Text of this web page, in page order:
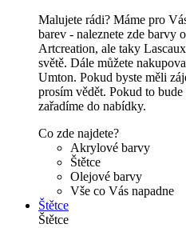
Malujete rádi? Máme pro
barev - naleznete zde barvy
Artcreation, ale taky
světě. Dále můžete
Umton. Pokud byste měli
prosím vědět. Pokud to
zařadíme do nabídky.
Co zde najdete?
Akrylové barvy
Štětce
Olejové barvy
Vše co Vás napadne
Štětce
Štětce